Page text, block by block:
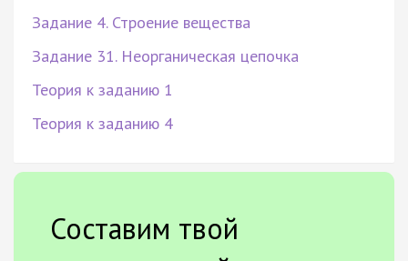
Задание 4. Строение вещества
Задание 31. Неорганическая цепочка
Теория к заданию 1
Теория к заданию 4
Составим твой